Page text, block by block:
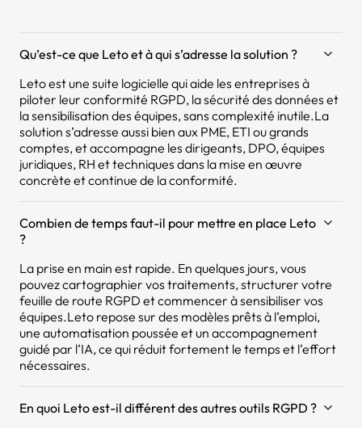
Qu’est-ce que Leto et à qui s’adresse la solution ?
Leto est une suite logicielle qui aide les entreprises à
piloter leur conformité RGPD, la sécurité des données et
la sensibilisation des équipes, sans complexité inutile.La
solution s’adresse aussi bien aux PME, ETI ou grands
comptes, et accompagne les dirigeants, DPO, équipes
juridiques, RH et techniques dans la mise en œuvre
concrète et continue de la conformité.
Combien de temps faut-il pour mettre en place Leto
?
La prise en main est rapide. En quelques jours, vous
pouvez cartographier vos traitements, structurer votre
feuille de route RGPD et commencer à sensibiliser vos
équipes.Leto repose sur des modèles prêts à l’emploi,
une automatisation poussée et un accompagnement
guidé par l’IA, ce qui réduit fortement le temps et l’effort
nécessaires.
En quoi Leto est-il différent des autres outils RGPD ?